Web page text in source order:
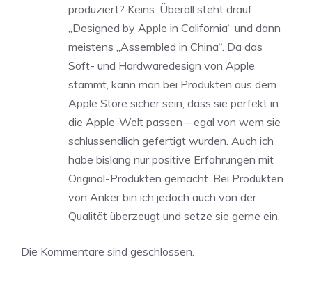
produziert? Keins. Überall steht drauf
„Designed by Apple in California“ und dann
meistens „Assembled in China“. Da das
Soft- und Hardwaredesign von Apple
stammt, kann man bei Produkten aus dem
Apple Store sicher sein, dass sie perfekt in
die Apple-Welt passen – egal von wem sie
schlussendlich gefertigt wurden. Auch ich
habe bislang nur positive Erfahrungen mit
Original-Produkten gemacht. Bei Produkten
von Anker bin ich jedoch auch von der
Qualität überzeugt und setze sie gerne ein.
Die Kommentare sind geschlossen.